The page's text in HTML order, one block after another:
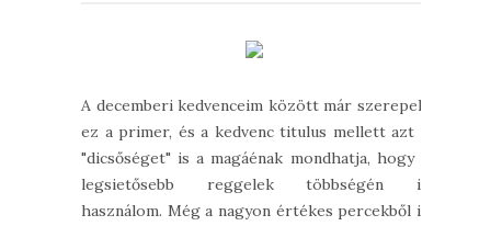
A decemberi kedvenceim között már szerepelt
ez a primer, és a kedvenc titulus mellett azt a
"dicsőséget" is a magáénak mondhatja, hogy a
legsietősebb reggelek többségén is
használom. Még a nagyon értékes percekből is